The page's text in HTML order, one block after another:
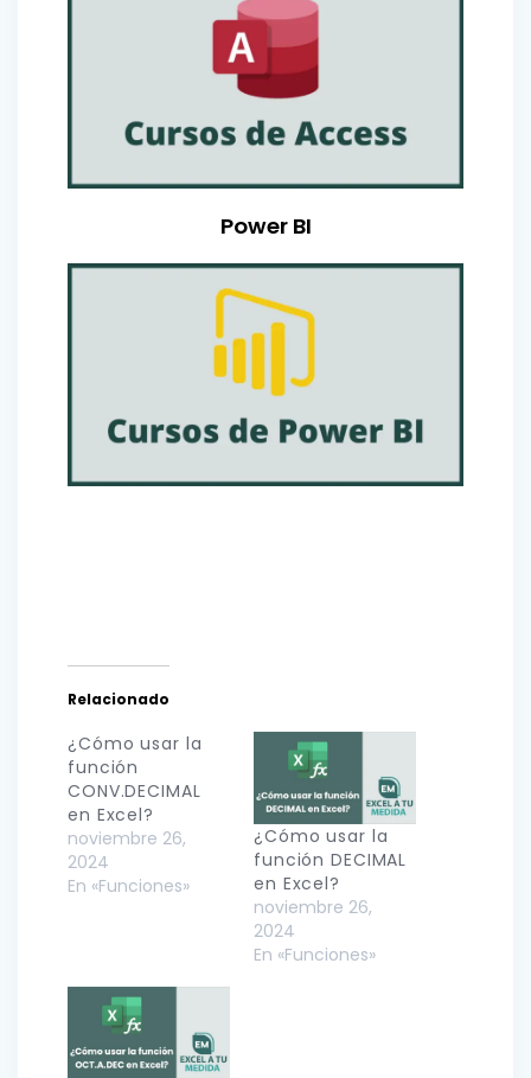
Power BI
Relacionado
¿Cómo usar la
función
CONV.DECIMAL
en Excel?
noviembre 26,
2024
En «Funciones»
¿Cómo usar la
función DECIMAL
en Excel?
noviembre 26,
2024
En «Funciones»